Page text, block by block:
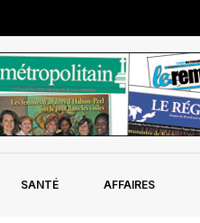
SANTÉ AFFAIRES